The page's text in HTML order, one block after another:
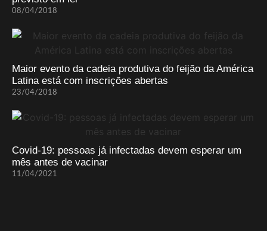
08/04/2018
Maior evento da cadeia produtiva do feijão da América
Latina está com inscrições abertas
23/04/2018
Covid-19: pessoas já infectadas devem esperar um
mês antes de vacinar
11/04/2021